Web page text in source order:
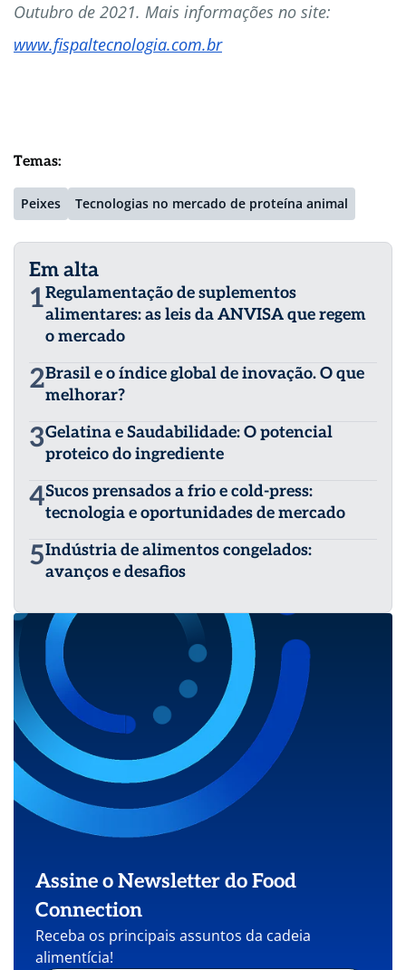
Outubro de 2021. Mais informações no site:
www.fispaltecnologia.com.br
Temas:
Peixes Tecnologias no mercado de proteína animal
Em alta
1Regulamentação de suplementos
alimentares: as leis da ANVISA que regem
o mercado
2Brasil e o índice global de inovação. O que
melhorar?
3Gelatina e Saudabilidade: O potencial
proteico do ingrediente
4Sucos prensados a frio e cold-press:
tecnologia e oportunidades de mercado
5Indústria de alimentos congelados:
avanços e desafios
Assine o Newsletter do Food
Connection
Receba os principais assuntos da cadeia
alimentícia!